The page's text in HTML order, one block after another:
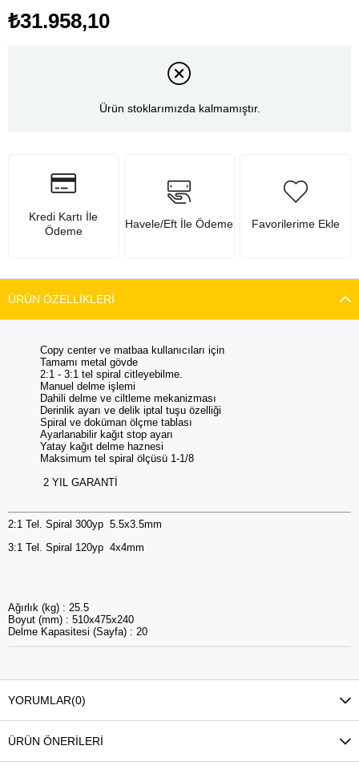
₺31.958,10
Ürün stoklarımızda kalmamıştır.
Kredi Kartı İle
Ödeme
Havele/Eft İle Ödeme Favorilerime Ekle
ÜRÜN ÖZELLIKLERI
Copy center ve matbaa kullanıcıları için
Tamamı metal gövde
2:1 - 3:1 tel spiral citleyebilme.
Manuel delme işlemi
Dahili delme ve ciltleme mekanizması
Derinlik ayarı ve delik iptal tuşu özelliği
Spiral ve doküman ölçme tablası
Ayarlanabilir kağıt stop ayarı
Yatay kağıt delme haznesi
Maksimum tel spiral ölçüsü 1-1/8
2 YIL GARANTİ
2:1 Tel. Spiral 300yp 5.5x3.5mm
3:1 Tel. Spiral 120yp 4x4mm
Ağırlık (kg) : 25.5
Boyut (mm) : 510x475x240
Delme Kapasitesi (Sayfa) : 20
YORUMLAR(0)
ÜRÜN ÖNERILERI